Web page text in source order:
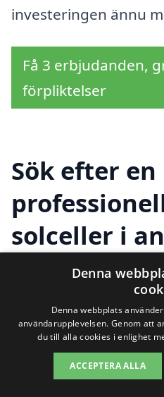
investeringen ännu
Få 3 erbjudanden,
förpliktelser
Sök efter en
solceller i
nära
Att installera
utmärkt sätt att
energikostnader och
Denna
Denna webbplats
användarupplevelsen. Genom att
du till alla cookies i enlighet
ACCEPTERA ALLA